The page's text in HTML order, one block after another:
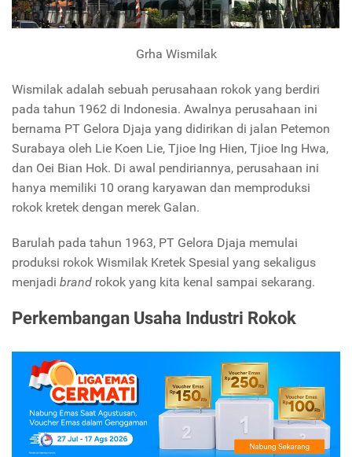
Grha Wismilak
Wismilak adalah sebuah perusahaan rokok yang berdiri
pada tahun 1962 di Indonesia. Awalnya perusahaan ini
bernama PT Gelora Djaja yang didirikan di jalan Petemon
Surabaya oleh Lie Koen Lie, Tjioe Ing Hien, Tjioe Ing Hwa,
dan Oei Bian Hok. Di awal pendiriannya, perusahaan ini
hanya memiliki 10 orang karyawan dan memproduksi
rokok kretek dengan merek Galan.
Barulah pada tahun 1963, PT Gelora Djaja memulai
produksi rokok Wismilak Kretek Spesial yang sekaligus
menjadi brand rokok yang kita kenal sampai sekarang.
Perkembangan Usaha Industri Rokok